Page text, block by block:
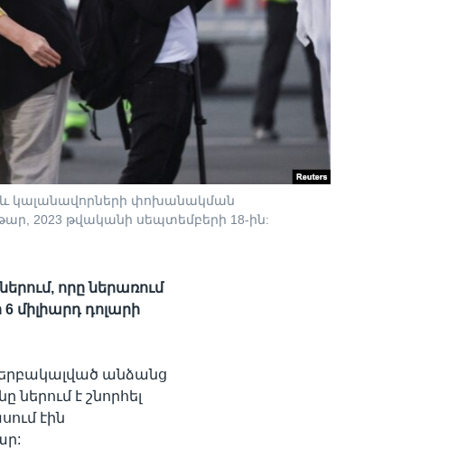
կալանավորների փոխանակման
2023 թվականի սեպտեմբերի 18-ին:
որը ներառում
միլիարդ դոլարի
անձանց
է շնորհել
էին